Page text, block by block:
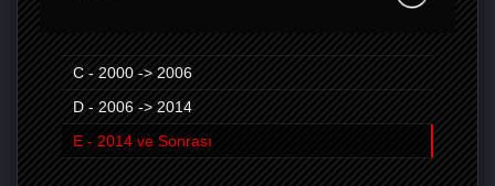
C - 2000 -> 2006
D - 2006 -> 2014
E - 2014 ve Sonrası